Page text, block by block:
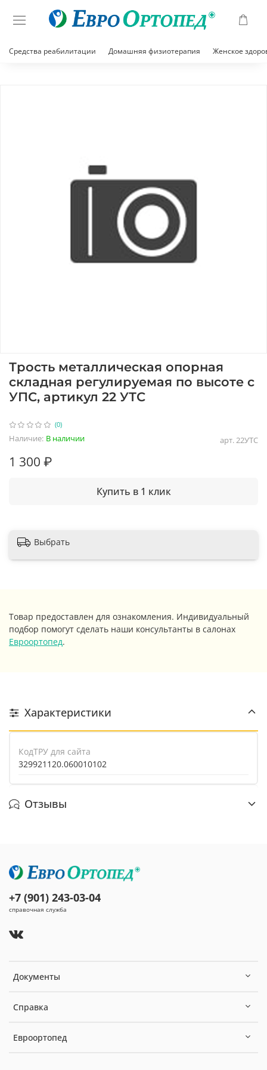
Средства реабилитации Домашняя физиотерапия Женское
(0)
арт.22УТС
Наличие: В наличии
Трость металлическая опорная
складная регулируемая по высоте с
УПС, артикул 22 УТС
1 300 ₽
Купить в 1 клик
Выбрать
Товар предоставлен для ознакомления. Индивидуальный
подбор помогут сделать наши консультанты в салонах
Евроортопед.
Характеристики
КодТРУ для сайта
329921120.060010102
Отзывы
Документы
Справка
Евроортопед
+7 (901) 243-03-04
справочная служба